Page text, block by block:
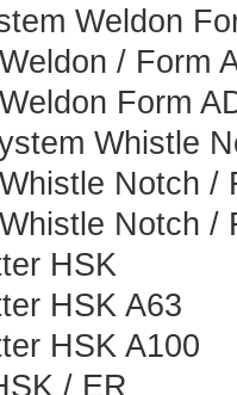
Weldon
/ Form
Form
Whistle
Notch /
Notch /
HSK
HSK A63
HSK A100
/ ER